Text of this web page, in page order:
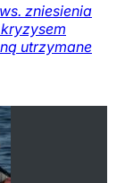
zniesienia
utrzymane